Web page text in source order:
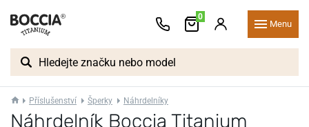
0
Menu
Příslušenství Šperky Náhrdelníky
Náhrdelník Boccia Titanium